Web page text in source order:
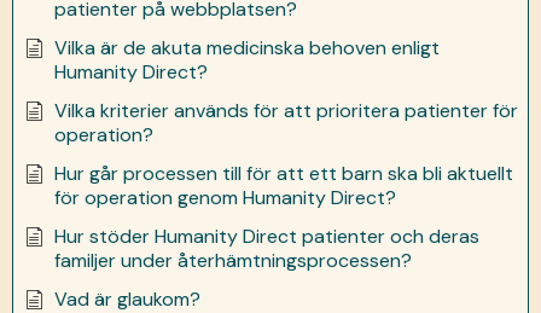
patienter på webbplatsen?
Vilka är de akuta medicinska behoven enligt
Humanity Direct?
Vilka kriterier används för att prioritera patienter för
operation?
Hur går processen till för att ett barn ska bli aktuellt
för operation genom Humanity Direct?
Hur stöder Humanity Direct patienter och deras
familjer under återhämtningsprocessen?
Vad är glaukom?